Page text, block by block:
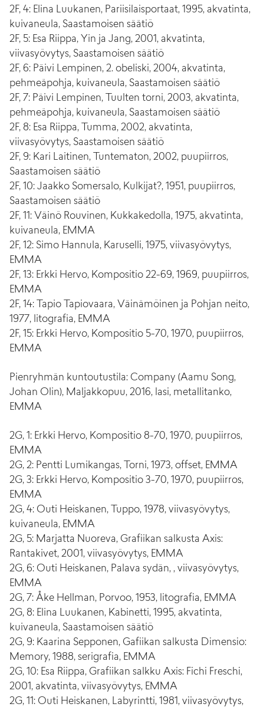
2F, 4: Elina Luukanen, Pariisilaisportaat, 1995, akvatinta,
kuivaneula, Saastamoisen säätiö
2F, 5: Esa Riippa, Yin ja Jang, 2001, akvatinta,
viivasyövytys, Saastamoisen säätiö
2F, 6: Päivi Lempinen, 2. obeliski, 2004, akvatinta,
pehmeäpohja, kuivaneula, Saastamoisen säätiö
2F, 7: Päivi Lempinen, Tuulten torni, 2003, akvatinta,
pehmeäpohja, kuivaneula, Saastamoisen säätiö
2F, 8: Esa Riippa, Tumma, 2002, akvatinta,
viivasyövytys, Saastamoisen säätiö
2F, 9: Kari Laitinen, Tuntematon, 2002, puupiirros,
Saastamoisen säätiö
2F, 10: Jaakko Somersalo, Kulkijat?, 1951, puupiirros,
Saastamoisen säätiö
2F, 11: Väinö Rouvinen, Kukkakedolla, 1975, akvatinta,
kuivaneula, EMMA
2F, 12: Simo Hannula, Karuselli, 1975, viivasyövytys,
EMMA
2F, 13: Erkki Hervo, Kompositio 22-69, 1969, puupiirros,
EMMA
2F, 14: Tapio Tapiovaara, Väinämöinen ja Pohjan neito,
1977, litografia, EMMA
2F, 15: Erkki Hervo, Kompositio 5-70, 1970, puupiirros,
EMMA
Pienryhmän kuntoutustila: Company (Aamu Song,
Johan Olin), Maljakkopuu, 2016, lasi, metallitanko,
EMMA
2G, 1: Erkki Hervo, Kompositio 8-70, 1970, puupiirros,
EMMA
2G, 2: Pentti Lumikangas, Torni, 1973, offset, EMMA
2G, 3: Erkki Hervo, Kompositio 3-70, 1970, puupiirros,
EMMA
2G, 4: Outi Heiskanen, Tuppo, 1978, viivasyövytys,
kuivaneula, EMMA
2G, 5: Marjatta Nuoreva, Grafiikan salkusta Axis:
Rantakivet, 2001, viivasyövytys, EMMA
2G, 6: Outi Heiskanen, Palava sydän, , viivasyövytys,
EMMA
2G, 7: Åke Hellman, Porvoo, 1953, litografia, EMMA
2G, 8: Elina Luukanen, Kabinetti, 1995, akvatinta,
kuivaneula, Saastamoisen säätiö
2G, 9: Kaarina Sepponen, Gafiikan salkusta Dimensio:
Memory, 1988, serigrafia, EMMA
2G, 10: Esa Riippa, Grafiikan salkku Axis: Fichi Freschi,
2001, akvatinta, viivasyövytys, EMMA
2G, 11: Outi Heiskanen, Labyrintti, 1981, viivasyövytys,